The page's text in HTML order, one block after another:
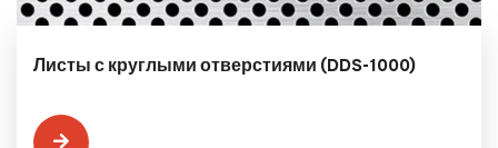
Листы с круглыми отверстиями (DDS-1000)